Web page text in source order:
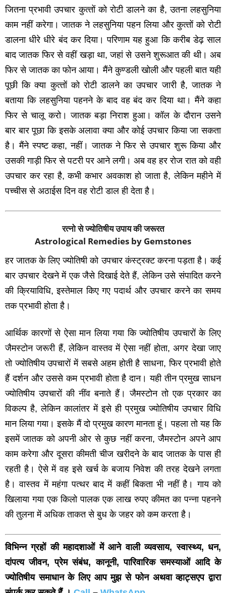
जितना प्रभावी उपचार कुत्‍तों को रोटी डालने का है, उतना लहसुनिया
काम नहीं करेगा। जातक ने लहसुनिया पहन लिया और कुत्‍तों को रोटी
डालना धीरे धीरे बंद कर दिया। परिणाम यह हुआ कि करीब डेढ़ साल
बाद जातक फिर से वहीं खड़ा था, जहां से उसने शुरूआत की थी। अब
फिर से जातक का फोन आया। मैंने कुण्‍डली खोली और पहली बात यही
पूछी कि क्‍या कुत्‍तों को रोटी डालने का उपचार जारी है, जातक ने
बताया कि लहसुनिया पहनने के बाद वह बंद कर दिया था। मैंने कहा
फिर से चालू करो। जातक बड़ा निराश हुआ। कॉल के दौरान उसने
बार बार पूछा कि इसके अलावा क्‍या और कोई उपचार किया जा सकता
है। मैंने स्‍पष्‍ट कहा, नहीं। जातक ने फिर से उपचार शुरू किया और
उसकी गाड़ी फिर से पटरी पर आने लगी। अब वह हर रोज रात को वही
उपचार कर रहा है, कभी कभार अवकाश हो जाता है, लेकिन महीने में
पच्‍चीस से अठाईस दिन वह रोटी डाल ही देता है।
रत्नो से ज्योतिषीय उपाय की जरूरत
Astrological Remedies by Gemstones
हर जातक के लिए ज्‍योतिषी को उपचार कंस्‍ट्रक्‍ट करना पड़ता है। कई
बार उपचार देखने में एक जैसे दिखाई देते हैं, लेकिन उसे संपादित करने
की क्रियाविधि, इस्‍तेमाल किए गए पदार्थ और उपचार करने का समय
तक प्रभावी होता है।
आर्थिक कारणों से ऐसा मान लिया गया कि ज्‍योतिषीय उपचारों के लिए
जैमस्‍टोन जरूरी हैं, लेकिन वास्‍तव में ऐसा नहीं होता, अगर देखा जाए
तो ज्‍योतिषीय उपचारों में सबसे अहम होती है साधना, फिर प्रभावी होते
हैं दर्शन और उससे कम प्रभावी होता है दान। यही तीन प्रमुख साधन
ज्‍योतिषीय उपचारों की नींव बनाते हैं। जैमस्‍टोन तो एक प्रकार का
विकल्‍प है, लेकिन कालांतर में इसे ही प्रमुख ज्‍योतिषीय उपचार विधि
मान लिया गया। इसके मैं दो प्रमुख कारण मानता हूं। पहला तो यह कि
इसमें जातक को अपनी ओर से कुछ नहीं करना, जैमस्‍टोन अपने आप
काम करेगा और दूसरा कीमती चीज खरीदने के बाद जातक के पास ही
रहती है। ऐसे में वह इसे खर्च के बजाय निवेश की तरह देखने लगता
है। वास्‍तव में महंगा पत्‍थर बाद में कहीं बिकता भी नहीं है। गाय को
खिलाया गया एक किलो पालक एक लाख रुपए कीमत का पन्‍ना पहनने
की तुलना में अधिक ताकत से बुध के जहर को कम करता है।
विभिन्न ग्रहों की महादशाओं में आने वाली व्यवसाय, स्वास्थ्य, धन,
दांपत्य जीवन, प्रेम संबंध, कानूनी, पारिवारिक समस्याओं आदि के
ज्योतिषीय समाधान के लिए आप मुझ से फोन अथवा व्हाट्सएप द्वारा